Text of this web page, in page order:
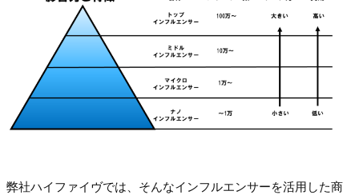
弊社ハイファイヴでは、そんなインフルエンサーを活用した商